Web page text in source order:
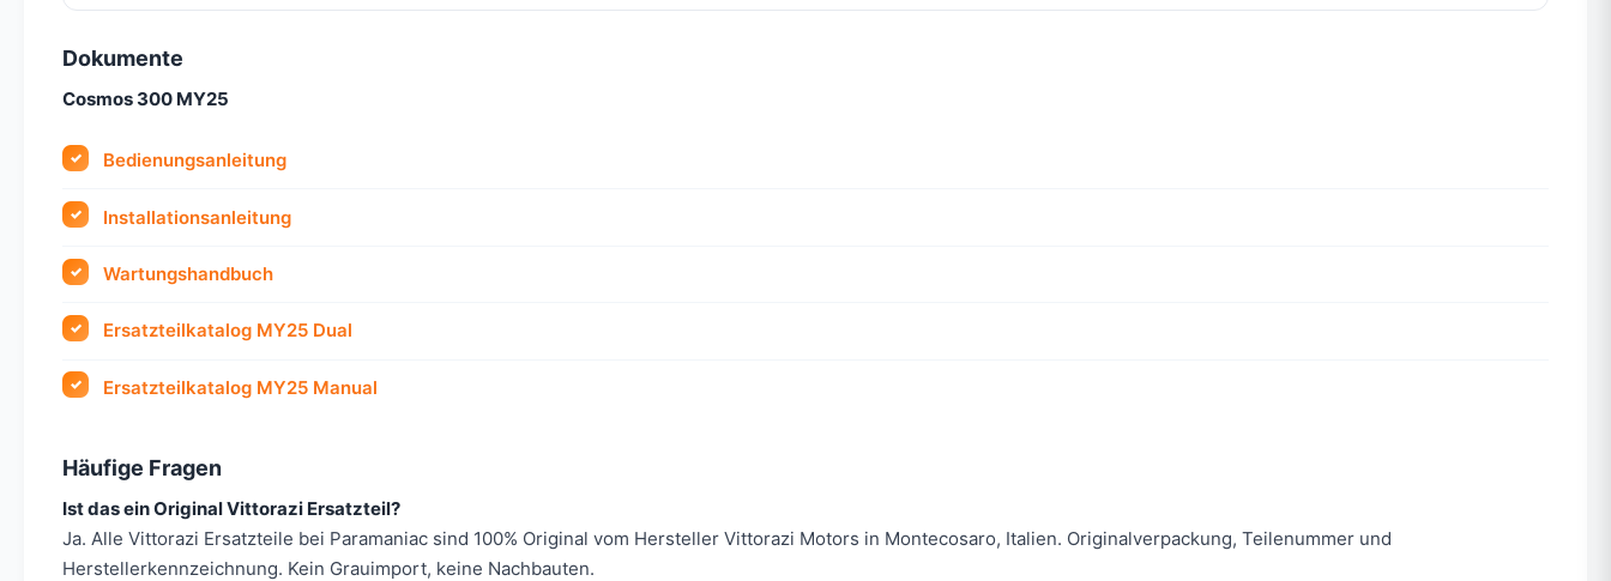
Dokumente
Cosmos 300 MY25
Bedienungsanleitung
Installationsanleitung
Wartungshandbuch
Ersatzteilkatalog MY25 Dual
Ersatzteilkatalog MY25 Manual
Häufige Fragen
Ist das ein Original Vittorazi Ersatzteil?
Ja. Alle Vittorazi Ersatzteile bei Paramaniac sind 100% Original vom Hersteller Vittorazi Motors in Montecosaro, Italien. Originalverpackung, Teilenummer und
Herstellerkennzeichnung. Kein Grauimport, keine Nachbauten.